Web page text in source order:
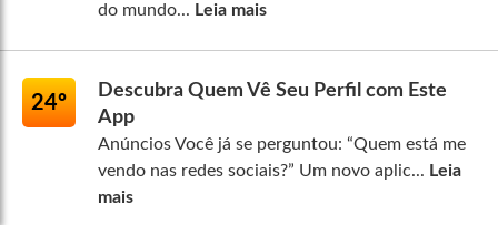
do mundo... Leia mais
24º
Descubra Quem Vê Seu Perfil com Este
App
Anúncios Você já se perguntou: “Quem está me
vendo nas redes sociais?” Um novo aplic... Leia
mais